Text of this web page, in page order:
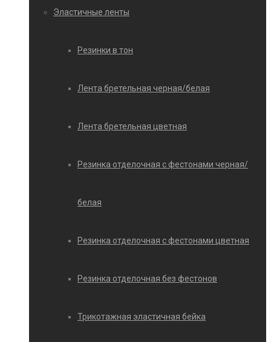
Эластичные ленты
Резинки в тон
Лента бретельная черная/белая
Лента бретельная цветная
Резинка отделочная с фестонами черная/
белая
Резинка отделочная с фестонами цветная
Резинка отделочная без фестонов
Трикотажная эластичная бейка